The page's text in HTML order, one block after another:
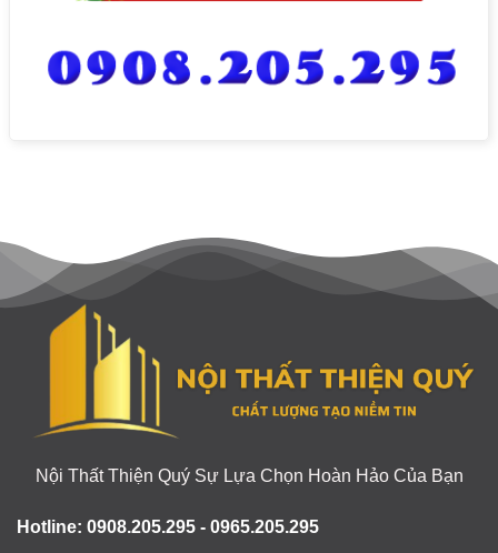
Nội Thất Thiện Quý Sự Lựa Chọn Hoàn Hảo Của Bạn
Hotline: 0908.205.295 - 0965.205.295